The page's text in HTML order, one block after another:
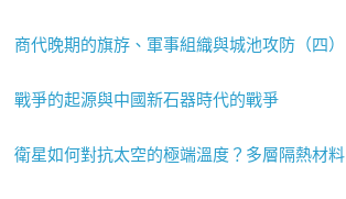
商代晚期的旗斿、軍事組織與城池攻防（四）
戰爭的起源與中國新石器時代的戰爭
衛星如何對抗太空的極端溫度？多層隔熱材料